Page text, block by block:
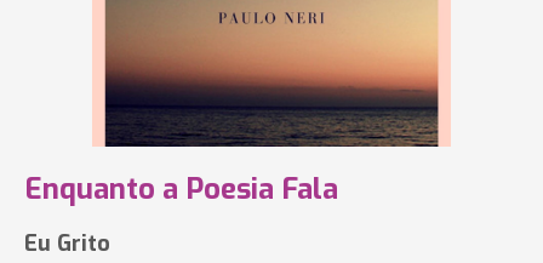
Enquanto a Poesia Fala
Eu Grito